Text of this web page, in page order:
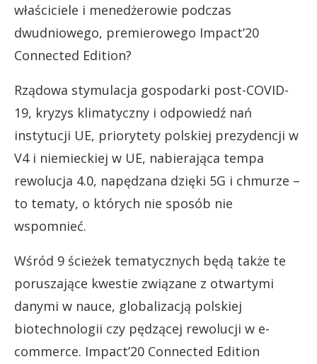
właściciele i menedżerowie podczas
dwudniowego, premierowego Impact’20
Connected Edition?
Rządowa stymulacja gospodarki post-COVID-
19, kryzys klimatyczny i odpowiedź nań
instytucji UE, priorytety polskiej prezydencji w
V4 i niemieckiej w UE, nabierająca tempa
rewolucja 4.0, napędzana dzięki 5G i chmurze –
to tematy, o których nie sposób nie
wspomnieć.
Wśród 9 ścieżek tematycznych będą także te
poruszające kwestie związane z otwartymi
danymi w nauce, globalizacją polskiej
biotechnologii czy pędzącej rewolucji w e-
commerce. Impact’20 Connected Edition